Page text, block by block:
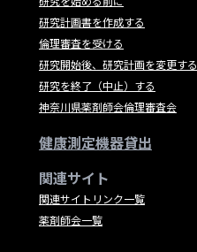
研究計画書を作成する
倫理審査を受ける
研究開始後、研究計画を変更する
研究を終了（中止）する
神奈川県薬剤師会倫理審査会
健康測定機器貸出
関連サイト
関連サイトリンク一覧
薬剤師会一覧